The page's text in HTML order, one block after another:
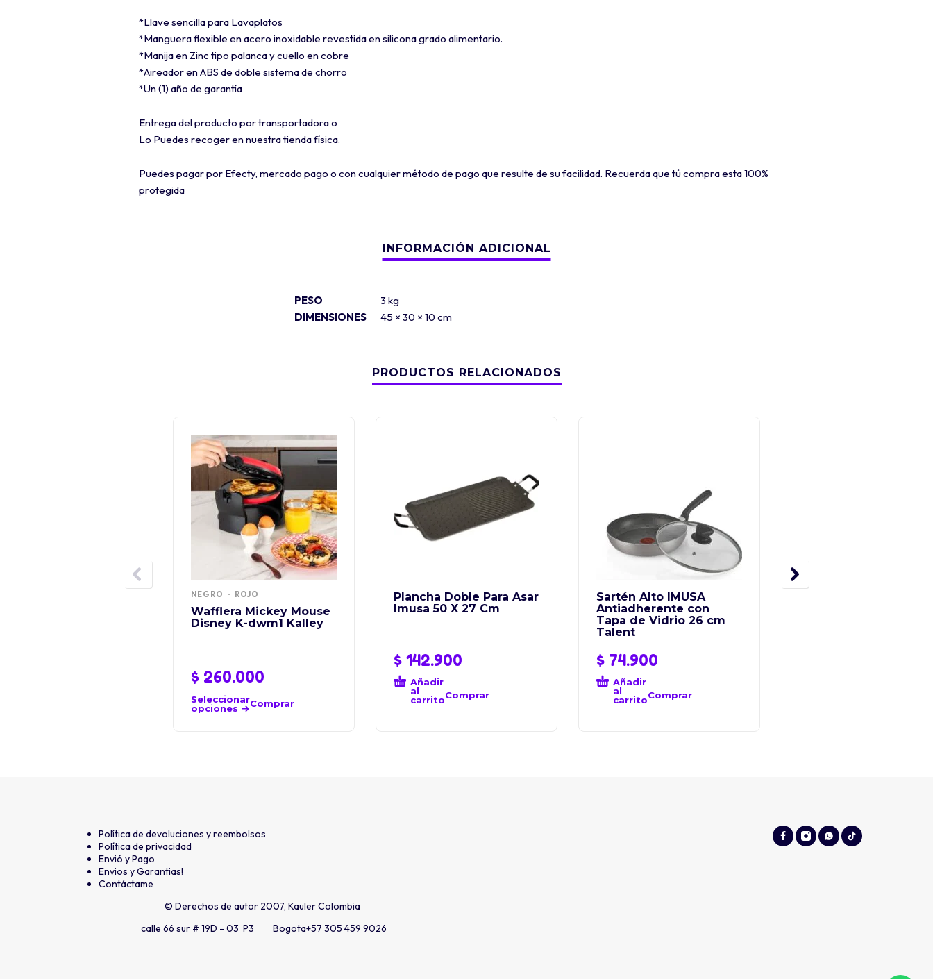
*Llave sencilla para Lavaplatos
*Manguera flexible en acero inoxidable revestida en silicona grado alimentario.
*Manija en Zinc tipo palanca y cuello en cobre
*Aireador en ABS de doble sistema de chorro
*Un (1) año de garantía
Entrega del producto por transportadora o
Lo Puedes recoger en nuestra tienda física.
Puedes pagar por Efecty, mercado pago o con cualquier método de pago que resulte de su facilidad. Recuerda que tú compra esta 100%
protegida
PESO
3 kg
DIMENSIONES
45 × 30 × 10 cm
PRODUCTOS RELACIONADOS
NEGRO ROJO
Wafflera Mickey Mouse
Disney K-dwm1 Kalley
$ 260.000
Seleccionar
opciones
Comprar
Plancha Doble Para Asar
Imusa 50 X 27 Cm
$ 142.900
Añadir
al
carritoComprar
Sartén Alto IMUSA
Antiadherente con
Tapa de Vidrio 26 cm
Talent
$ 74.900
Añadir
al
carritoComprar
Política de devoluciones y reembolsos
Política de privacidad
Envió y Pago
Envios y Garantias!
Contáctame
© Derechos de autor 2007, Kauler Colombia
calle 66 sur # 19D - 03 P3 Bogota+57 305 459 9026